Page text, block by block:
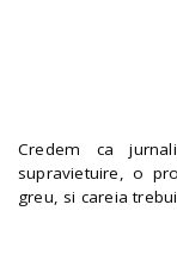
Credem ca
supravietuire, o
greu, si careia